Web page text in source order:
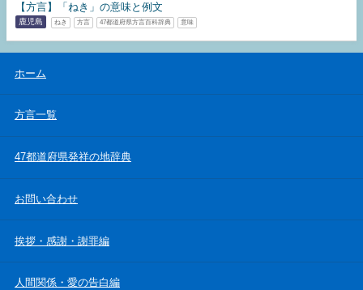
【方言】「ねき」の意味と例文
鹿児島 ねき 方言 47都道府県方言百科辞典 意味
ホーム
方言一覧
47都道府県発祥の地辞典
お問い合わせ
挨拶・感謝・謝罪編
人間関係・愛の告白編